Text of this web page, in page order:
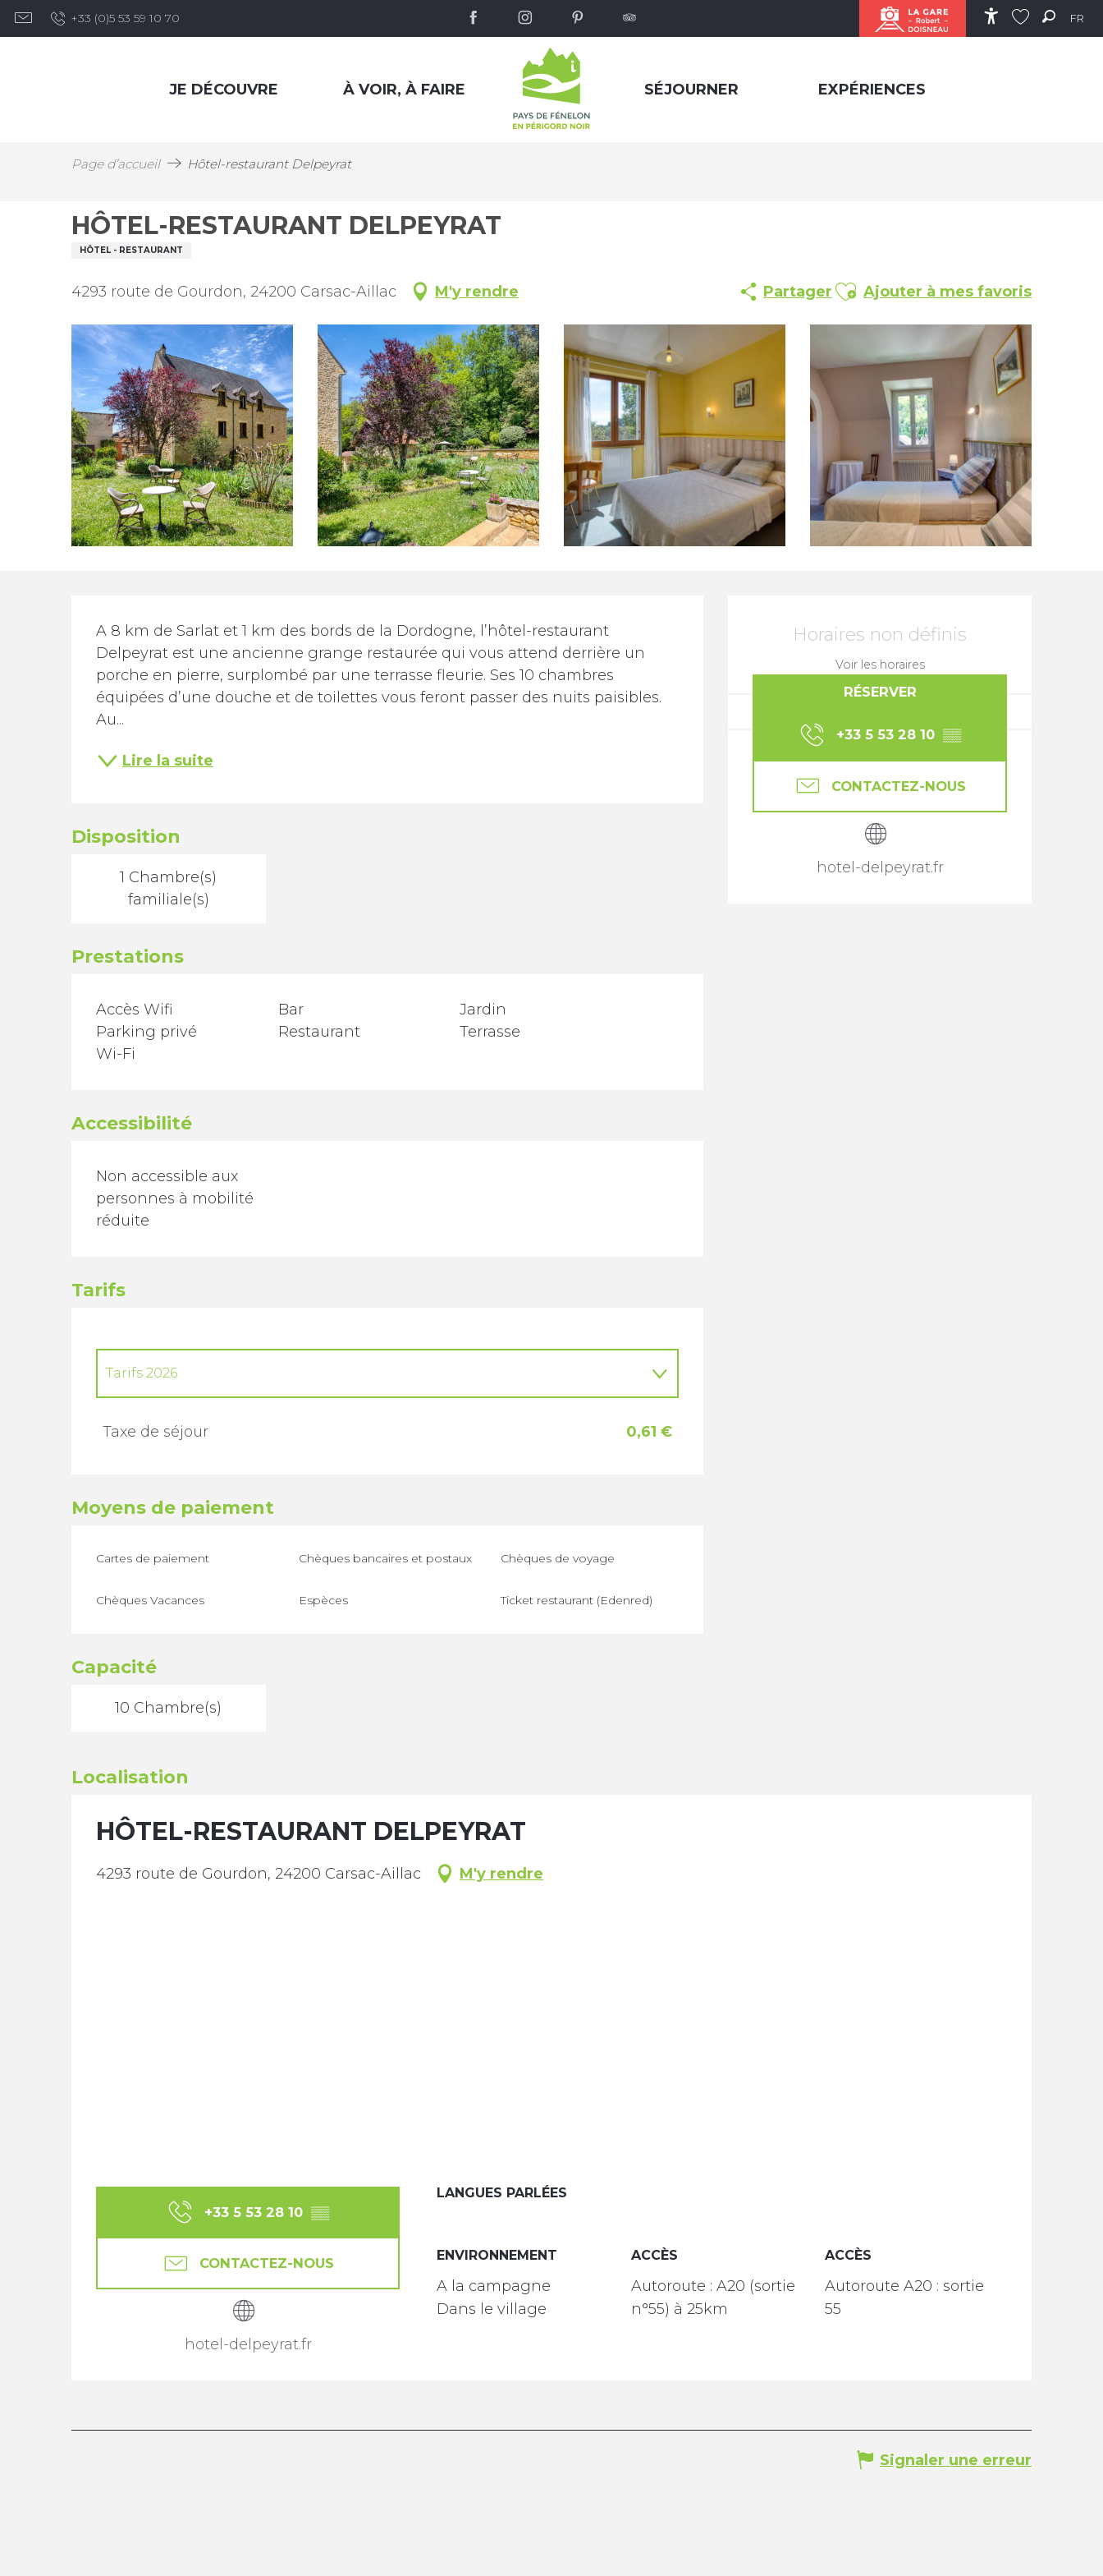
Aller
au
Accessibilité
FR
+33 (0)5 53 59 10 70
JE DÉCOUVRE À VOIR, À FAIRE SÉJOURNER EXPÉRIENCES
Page d’accueil Hôtel-restaurant Delpeyrat
HÔTEL-RESTAURANT DELPEYRAT
HÔTEL - RESTAURANT
4293 route de Gourdon, 24200 Carsac-Aillac M'y rendre Partager Ajouter aux favoris
Ajouter à mes favoris
Ouverture et
Horaires non définis
Voir les horaires
RÉSERVER
+33 5 53 28 10 ▒▒
CONTACTEZ-NOUS
hotel-delpeyrat.fr
Description
A 8 km de Sarlat et 1 km des bords de la Dordogne, l’hôtel-restaurant
Delpeyrat est une ancienne grange restaurée qui vous attend derrière un
porche en pierre, surplombé par une terrasse fleurie. Ses 10 chambres
équipées d’une douche et de toilettes vous feront passer des nuits paisibles.
Au...
Lire la suite
Disposition
1 Chambre(s)
familiale(s)
Prestations
Accès Wifi Bar
Jardin
Parking privé
Restaurant
Terrasse
Wi-Fi
Accessibilité
Non accessible aux
personnes à mobilité
réduite
Tarifs
Tarifs 2026
Taxe de séjour 0,61 €
Moyens de paiement
Cartes de paiement Chèques bancaires et postaux Chèques de voyage
Chèques Vacances Espèces Ticket restaurant (Edenred)
Capacité
10 Chambre(s)
Localisation
HÔTEL-RESTAURANT DELPEYRAT
4293 route de Gourdon, 24200 Carsac-Aillac M'y rendre
+33 5 53 28 10 ▒▒
CONTACTEZ-NOUS
hotel-delpeyrat.fr
LANGUES PARLÉES
LANGUES PARLÉES
ENVIRONNEMENT
ENVIRONNEMENT
A la campagne
Dans le village
ACCÈS
ACCÈS
Autoroute : A20 (sortie
n°55) à 25km
ACCÈS
ACCÈS
Autoroute A20 : sortie
55
Signaler une erreur